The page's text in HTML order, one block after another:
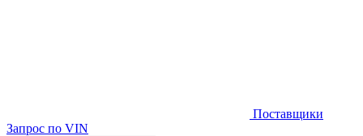
Поставщики
Запрос по VIN